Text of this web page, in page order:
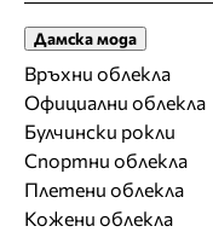
Дамска мода
Връхни облекла
Официални облекла
Булчински рокли
Спортни облекла
Плетени облекла
Кожени облекла